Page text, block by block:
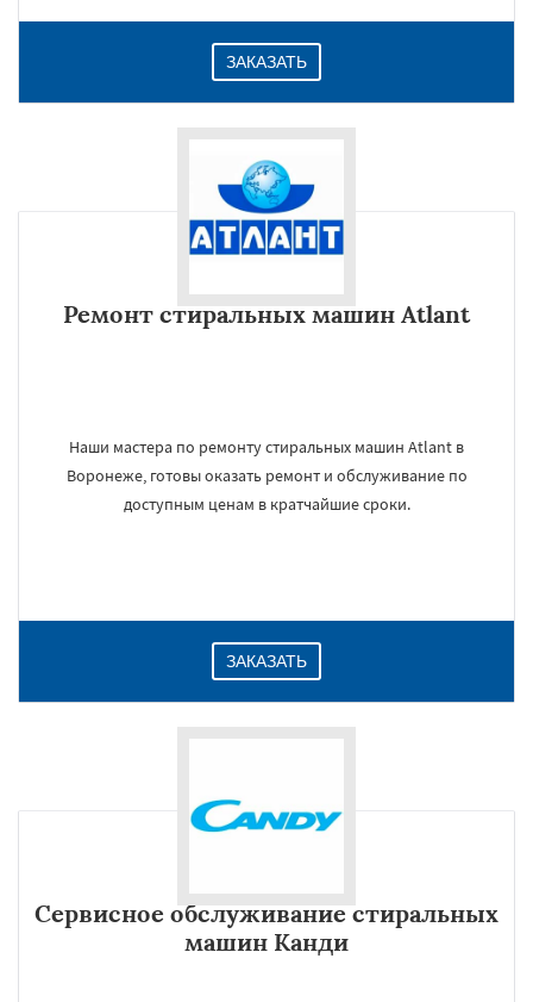
ЗАКАЗАТЬ
Ремонт стиральных машин Atlant
Наши мастера по ремонту стиральных машин Atlant в
Воронеже, готовы оказать ремонт и обслуживание по
доступным ценам в кратчайшие сроки.
ЗАКАЗАТЬ
Сервисное обслуживание стиральных
машин Канди